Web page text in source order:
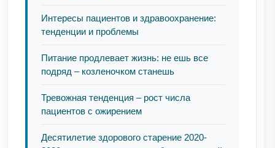
Интересы пациентов и здравоохранение:
тенденции и проблемы
Питание продлевает жизнь: не ешь все
подряд – козленочком станешь
Тревожная тенденция – рост числа
пациентов с ожирением
Десятилетие здорового старение 2020-